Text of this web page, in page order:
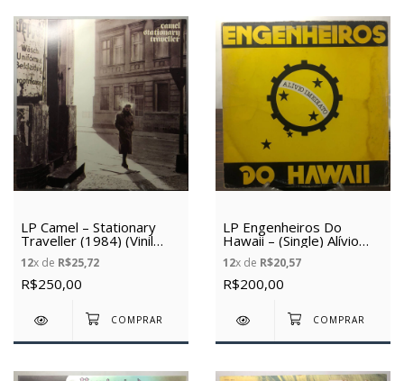
LP Camel – Stationary
Traveller (1984) (Vinil
usado)
12x de R$25,72
R$250,00
LP Engenheiros Do
Hawaii – (Single) Alívio
Imediato (1989) (Vinil
usado)
12x de R$20,57
R$200,00